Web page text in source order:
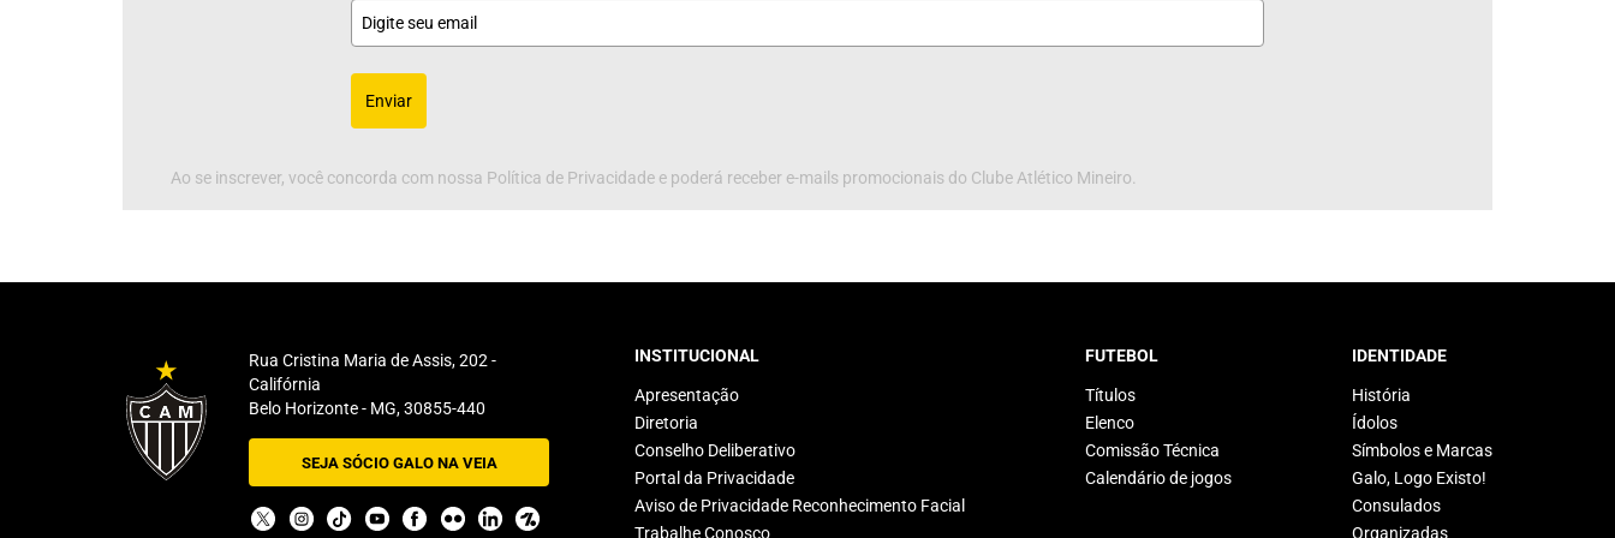
Enviar
Ao se inscrever, você concorda com nossa Política de Privacidade e poderá receber e-mails promocionais do Clube Atlético Mineiro.
Rua Cristina Maria de Assis, 202 -
Califórnia
Belo Horizonte - MG, 30855-440
SEJA SÓCIO GALO NA VEIA
INSTITUCIONAL
Apresentação
Diretoria
Conselho Deliberativo
Portal da Privacidade
Aviso de Privacidade Reconhecimento Facial
Trabalhe Conosco
FUTEBOL
Títulos
Elenco
Comissão Técnica
Calendário de jogos
IDENTIDADE
História
Ídolos
Símbolos e Marcas
Galo, Logo Existo!
Consulados
Organizadas